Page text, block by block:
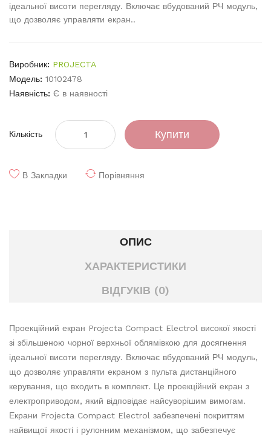
ідеальної висоти перегляду. Включає вбудований РЧ модуль,
що дозволяє управляти екран..
Виробник: PROJECTA
Модель: 10102478
Наявність: Є в наявності
Кількість Купити
В Закладки Порівняння
ОПИС
ХАРАКТЕРИСТИКИ
ВІДГУКІВ (0)
Проекційний екран Projecta Compact Electrol високої якості
зі збільшеною чорної верхньої облямівкою для досягнення
ідеальної висоти перегляду. Включає вбудований РЧ модуль,
що дозволяє управляти екраном з пульта дистанційного
керування, що входить в комплект. Це проекційний екран з
електроприводом, який відповідає найсуворішим вимогам.
Екрани Projecta Compact Electrol забезпечені покриттям
найвищої якості і рулонним механізмом, що забезпечує